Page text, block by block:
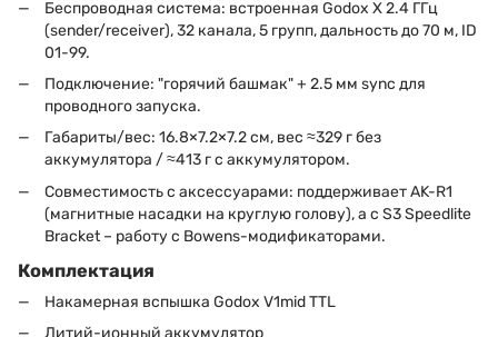
Беспроводная система: встроенная Godox X 2.4 ГГц
(sender/receiver), 32 канала, 5 групп, дальность до 70 м, ID
01-99.
Подключение: "горячий башмак" + 2.5 мм sync для
проводного запуска.
Габариты/вес: 16.8×7.2×7.2 см, вес ≈329 г без
аккумулятора / ≈413 г с аккумулятором.
Совместимость с аксессуарами: поддерживает AK-R1
(магнитные насадки на круглую голову), а с S3 Speedlite
Bracket – работу с Bowens-модификаторами.
Комплектация
Накамерная вспышка Godox V1mid TTL
Литий-ионный аккумулятор